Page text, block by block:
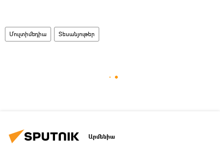
Մուլտիմեդիա Տեսանյութեր
Արմենիա